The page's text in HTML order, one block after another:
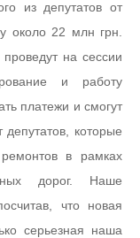
из депутатов от
около 22 млн грн.
на сессии
и работу
платежи и смогут
которые
в рамках
дорог. Наше
что новая
серьезная наша